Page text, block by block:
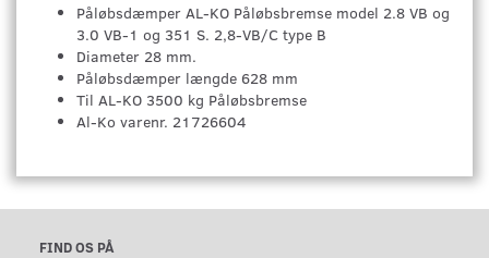
Påløbsdæmper AL-KO Påløbsbremse model 2.8 VB og
3.0 VB-1 og 351 S. 2,8-VB/C type B
Diameter 28 mm.
Påløbsdæmper længde 628 mm
Til AL-KO 3500 kg Påløbsbremse
Al-Ko varenr. 21726604
FIND OS PÅ